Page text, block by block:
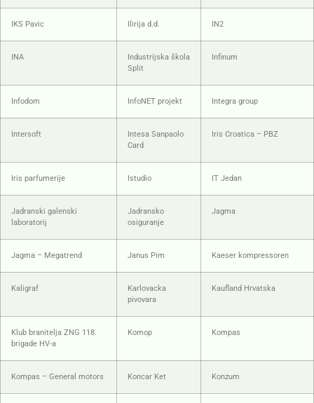
IKS Pavic Ilirija d.d. IN2
INA
Industrijska škola
Split
Infinum
Infodom InfoNET projekt Integra group
Intersoft
Intesa Sanpaolo
Card
Iris Croatica – PBZ
Iris parfumerije Istudio IT Jedan
Jadranski galenski
laboratorij
Jadransko
osiguranje
Jagma
Jagma – Megatrend Janus Pim Kaeser kompressoren
Kaligraf
Karlovacka
pivovara
Kaufland Hrvatska
Klub branitelja ZNG 118.
brigade HV-a
Komop Kompas
Kompas – General motors Koncar Ket Konzum